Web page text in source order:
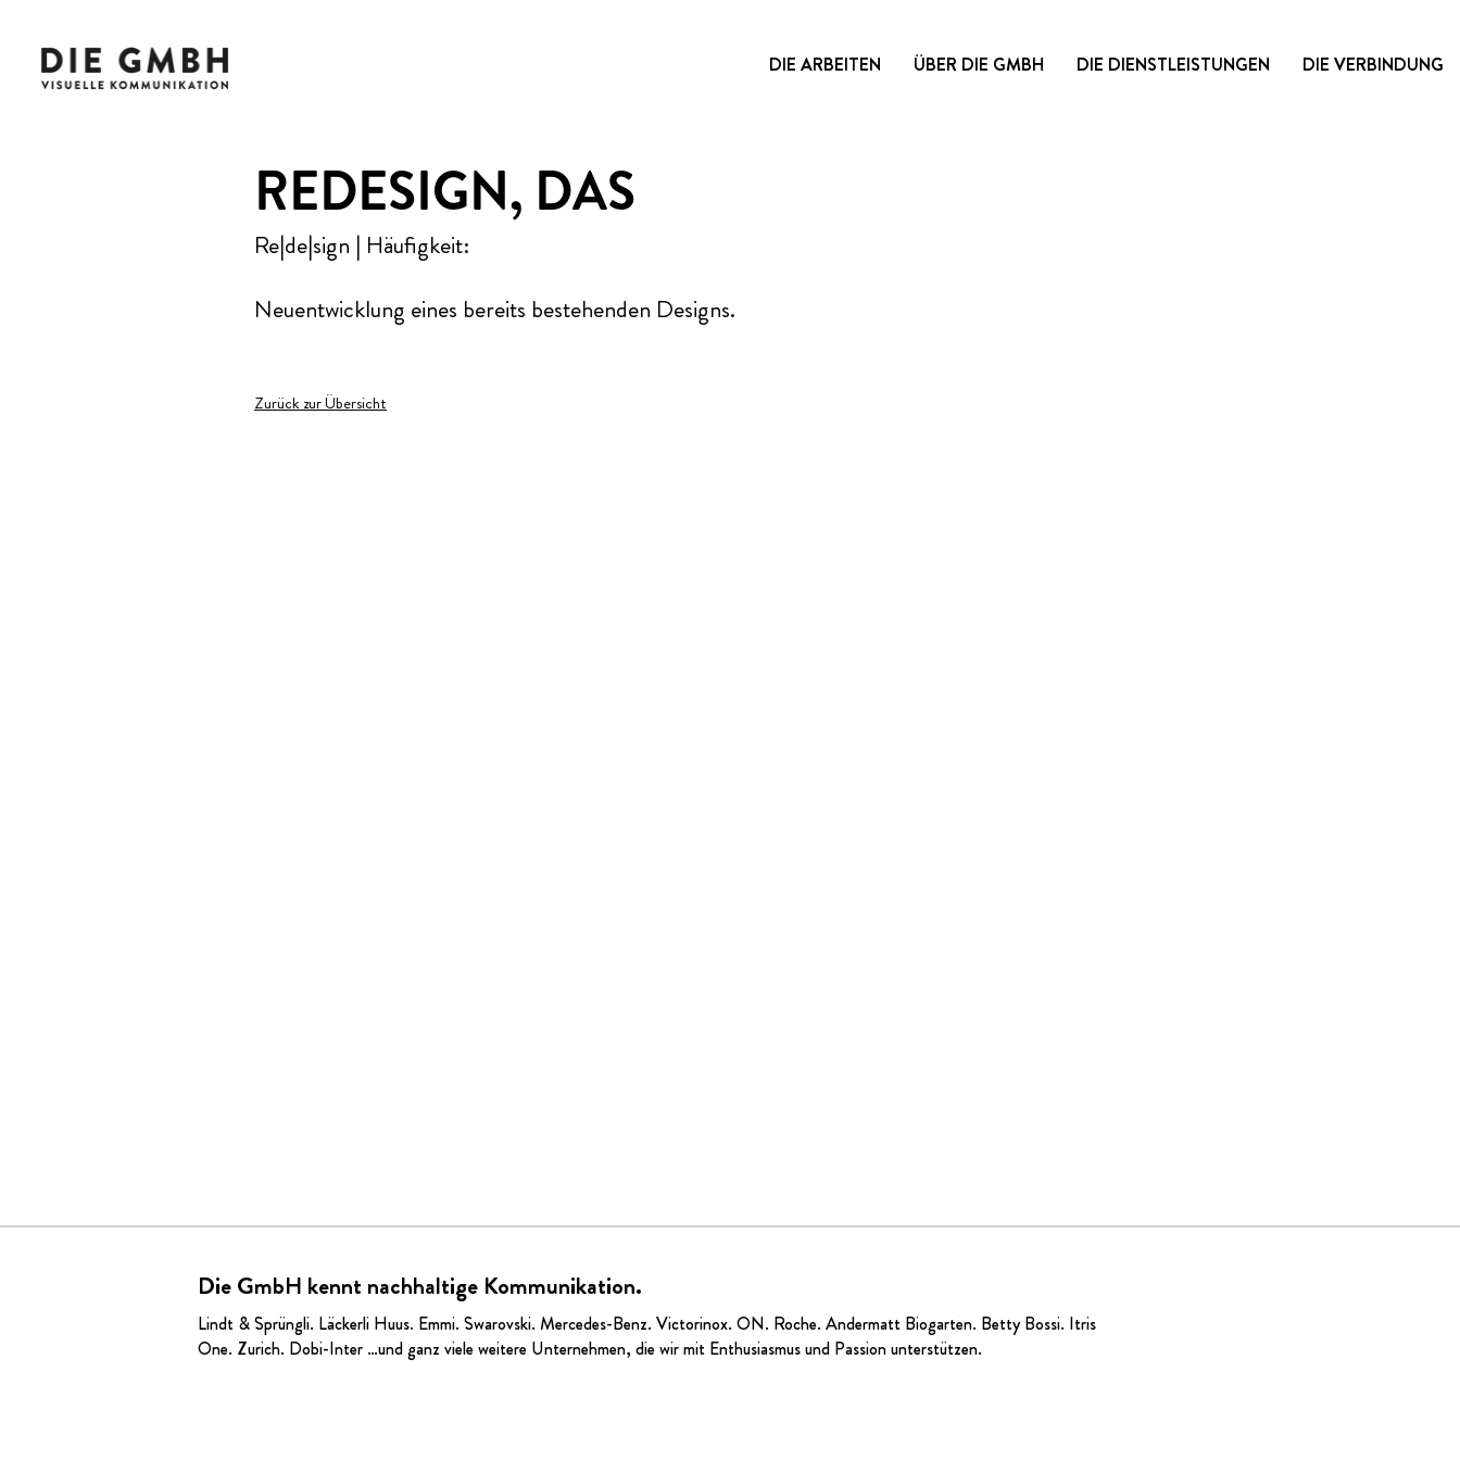
DIE ARBEITEN ÜBER DIE GMBH DIE DIENSTLEISTUNGEN DIE VERBINDUNG
REDESIGN, DAS
Re|de|sign | Häufigkeit:
Neuentwicklung eines bereits bestehenden Designs.
Zurück zur Übersicht
Die GmbH kennt nachhaltige Kommunikation.
Lindt & Sprüngli. Läckerli Huus. Emmi. Swarovski. Mercedes-Benz. Victorinox. ON. Roche. Andermatt Biogarten. Betty Bossi. Itris
One. Zurich. Dobi-Inter …und ganz viele weitere Unternehmen, die wir mit Enthusiasmus und Passion unterstützen.